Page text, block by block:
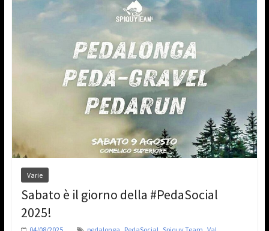
Varie
Sabato è il giorno della #PedaSocial
2025!